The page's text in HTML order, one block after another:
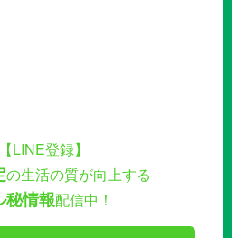
【LINE登録】
の生活の質が向上する
秘情報配信中！